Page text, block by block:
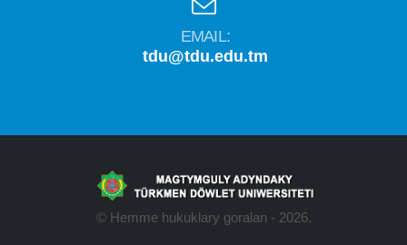
EMAIL:
tdu@tdu.edu.tm
© Hemme hukuklary goralan - 2026.